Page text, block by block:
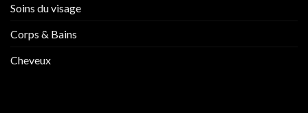
Soins du visage
Corps & Bains
Cheveux